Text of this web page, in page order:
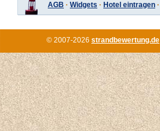
AGB · Widgets · Hotel eintragen ·
© 2007-2026 strandbewertung.de